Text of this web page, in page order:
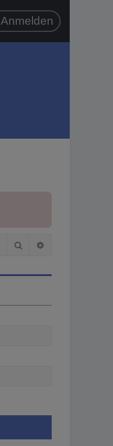
Anmelden
Suche